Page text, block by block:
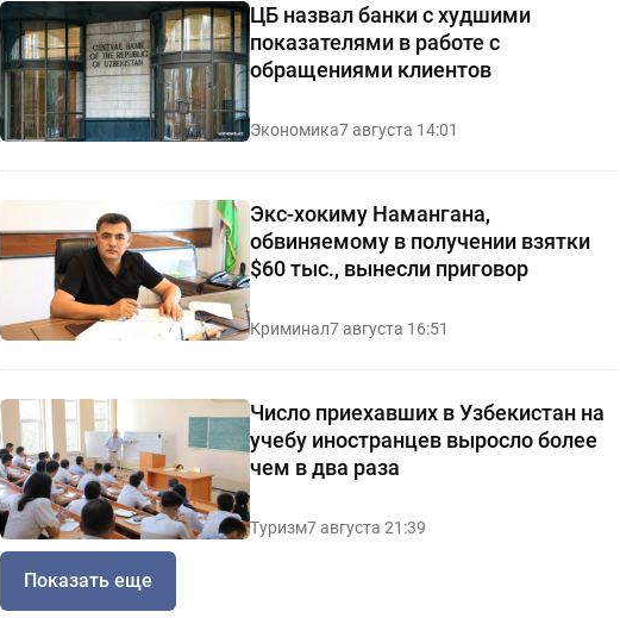
ЦБ назвал банки с худшими
показателями в работе с
обращениями клиентов
Экономика7 августа 14:01
Экс-хокиму Намангана,
обвиняемому в получении взятки
$60 тыс., вынесли приговор
Криминал7 августа 16:51
Число приехавших в Узбекистан на
учебу иностранцев выросло более
чем в два раза
Туризм7 августа 21:39
Показать еще